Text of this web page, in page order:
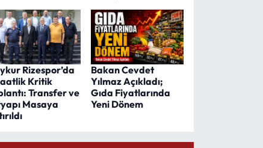
Rizespor’da
Kritik
Transfer ve
Masaya
Bakan Cevdet
Yılmaz Açıkladı;
Gıda Fiyatlarında
Yeni Dönem